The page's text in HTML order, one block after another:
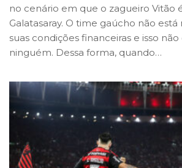
no cenário em que o zagueiro Vitão
Galatasaray. O time gaúcho não
suas condições financeiras e isso
ninguém. Dessa forma, quando…